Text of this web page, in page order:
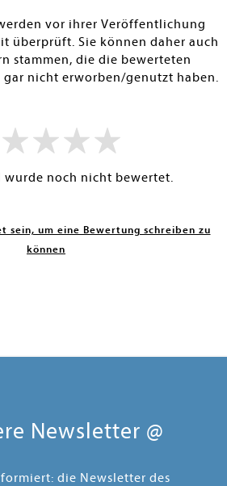
vor ihrer Veröffentlichung
überprüft. Sie können daher auch
stammen, die die bewerteten
nicht erworben/genutzt haben.
wurde noch nicht bewertet.
sein, um eine Bewertung schreiben zu
können
Newsletter @
die Newsletter des